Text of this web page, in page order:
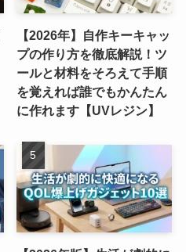
【2026年】自作キーキャッ
プの作り方を徹底解説！ツ
ールと材料をそろえて手順
を覚えれば誰でもかんたん
に作れます【UVレジン】